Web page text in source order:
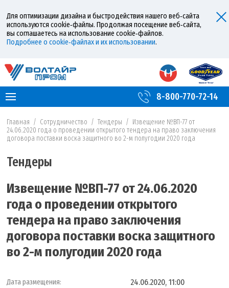
Для оптимизации дизайна и быстродействия нашего веб‑сайта
используются cookie‑файлы. Продолжая посещение веб‑сайта,
вы соглашаетесь на использование cookie‑файлов.
Подробнее о cookie‑файлах и их использовании.
8-800-770-72-14
Главная / Сотрудничество / Тендеры / Извещение №ВП-77 от
24.06.2020 года о проведении открытого тендера на право заключения
договора поставки воска защитного во 2-м полугодии 2020 года
Тендеры
Извещение №ВП-77 от 24.06.2020
года о проведении открытого
тендера на право заключения
договора поставки воска защитного
во 2-м полугодии 2020 года
Дата размещения: 24.06.2020, 11:00